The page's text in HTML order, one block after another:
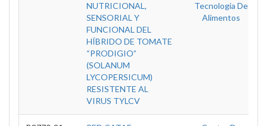
NUTRICIONAL,
SENSORIAL Y
FUNCIONAL DEL
HÍBRIDO DE TOMATE
“PRODIGIO”
(SOLANUM
LYCOPERSICUM)
RESISTENTE AL
VIRUS TYLCV
Tecnologia De
Alimentos